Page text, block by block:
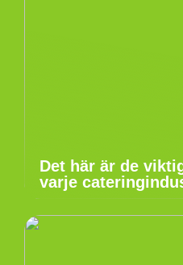
Det här är de
varje